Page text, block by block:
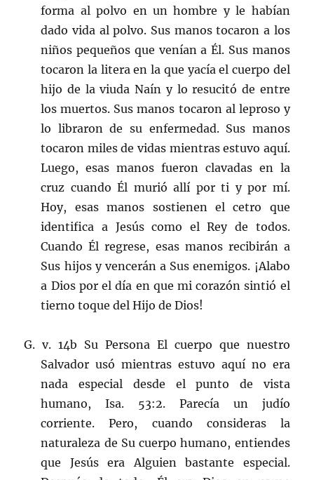
forma al polvo en un hombre y le habían
dado vida al polvo. Sus manos tocaron a los
niños pequeños que venían a Él. Sus manos
tocaron la litera en la que yacía el cuerpo del
hijo de la viuda Naín y lo resucitó de entre
los muertos. Sus manos tocaron al leproso y
lo libraron de su enfermedad. Sus manos
tocaron miles de vidas mientras estuvo aquí.
Luego, esas manos fueron clavadas en la
cruz cuando Él murió allí por ti y por mí.
Hoy, esas manos sostienen el cetro que
identifica a Jesús como el Rey de todos.
Cuando Él regrese, esas manos recibirán a
Sus hijos y vencerán a Sus enemigos. ¡Alabo
a Dios por el día en que mi corazón sintió el
tierno toque del Hijo de Dios!
G. v. 14b Su Persona El cuerpo que nuestro
Salvador usó mientras estuvo aquí no era
nada especial desde el punto de vista
humano, Isa. 53:2. Parecía un judío
corriente. Pero, cuando consideras la
naturaleza de Su cuerpo humano, entiendes
que Jesús era Alguien bastante especial.